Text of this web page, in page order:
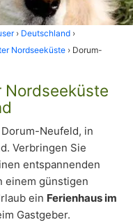
Deutschland
Nordseeküste
Dorum-
Nordseeküste
Neufeld, in
Verbringen Sie
entspannenden
einem günstigen
ein Ferienhaus im
Gastgeber.